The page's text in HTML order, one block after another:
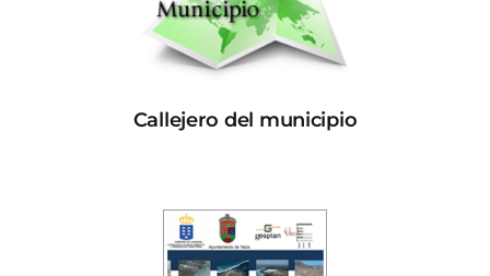
Callejero del municipio